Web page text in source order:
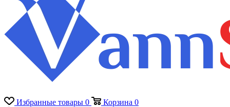
Избранные товары 0 Корзина 0